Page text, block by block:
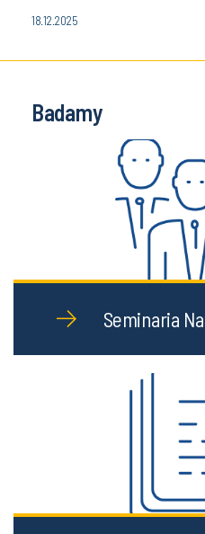
18.12.2025
Badamy
Seminaria